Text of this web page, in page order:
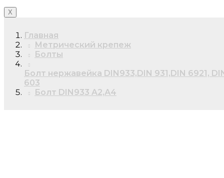
X
Главная
Метрический крепеж
Болты
Болт нержавейка DIN933,DIN 931,DIN 6921,
603
Болт DIN933 A2,А4